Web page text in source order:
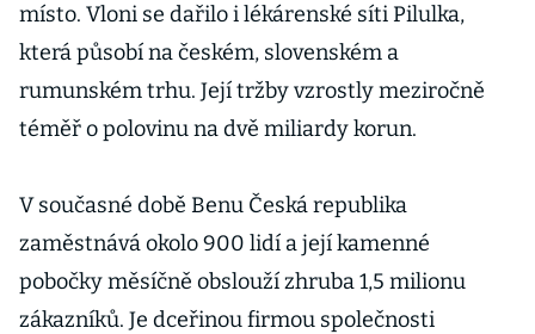
místo. Vloni se dařilo i lékárenské síti Pilulka,
která působí na českém, slovenském a
rumunském trhu. Její tržby vzrostly meziročně
téměř o polovinu na dvě miliardy korun.
V současné době Benu Česká republika
zaměstnává okolo 900 lidí a její kamenné
pobočky měsíčně obslouží zhruba 1,5 milionu
zákazníků. Je dceřinou firmou společnosti